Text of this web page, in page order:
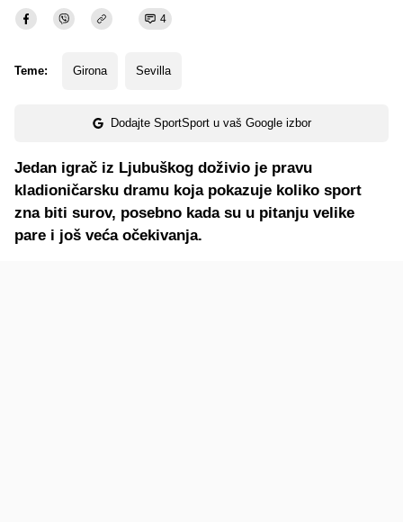
4
Teme: Girona Sevilla
Dodajte SportSport u vaš Google izbor
Jedan igrač iz Ljubuškog doživio je pravu
kladioničarsku dramu koja pokazuje koliko sport
zna biti surov, posebno kada su u pitanju velike
pare i još veća očekivanja.